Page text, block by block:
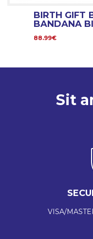
BIRTH GIFT
BANDANA
88.99€
Sit
VISA/